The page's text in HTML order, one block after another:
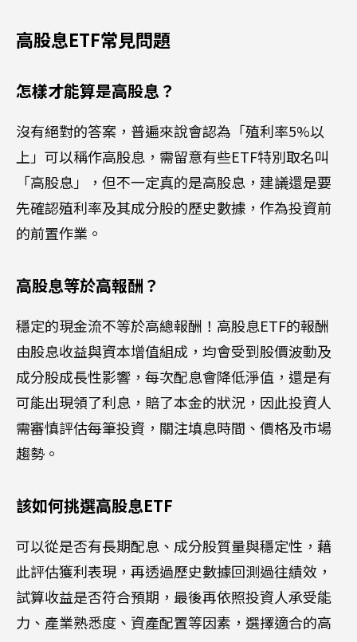
高股息ETF常見問題
怎樣才能算是高股息？
沒有絕對的答案，普遍來說會認為「殖利率5%以
上」可以稱作高股息，需留意有些ETF特別取名叫
「高股息」，但不一定真的是高股息，建議還是要
先確認殖利率及其成分股的歷史數據，作為投資前
的前置作業。
高股息等於高報酬？
穩定的現金流不等於高總報酬！高股息ETF的報酬
由股息收益與資本增值組成，均會受到股價波動及
成分股成長性影響，每次配息會降低淨值，還是有
可能出現領了利息，賠了本金的狀況，因此投資人
需審慎評估每筆投資，關注填息時間、價格及市場
趨勢。
該如何挑選高股息ETF
可以從是否有長期配息、成分股質量與穩定性，藉
此評估獲利表現，再透過歷史數據回測過往績效，
試算收益是否符合預期，最後再依照投資人承受能
力、產業熟悉度、資產配置等因素，選擇適合的高